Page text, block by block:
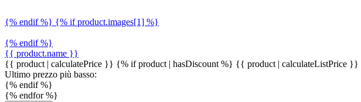
{% endif %} {% if product.images[1] %}
{% endif %}
{{ product.name }}
{{ product | calculatePrice }} {% if product | hasDiscount %} {{ product | calculateListPrice }}
Ultimo prezzo più basso:
{% endif %}
{% endfor %}